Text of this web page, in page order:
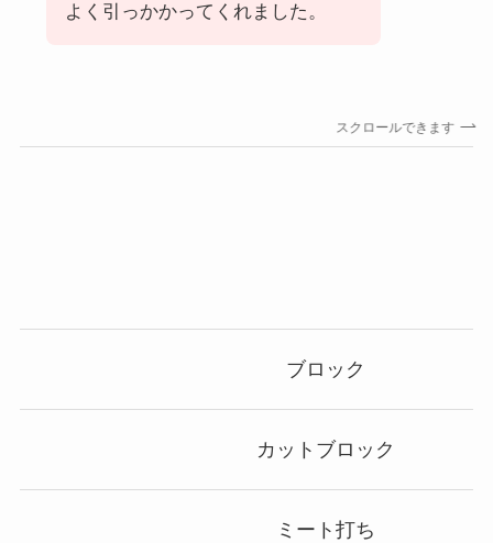
よく引っかかってくれました。
スクロールできます
ブロック
カットブロック
ミート打ち